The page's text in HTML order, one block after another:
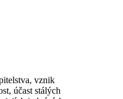
vznik
účast stálých